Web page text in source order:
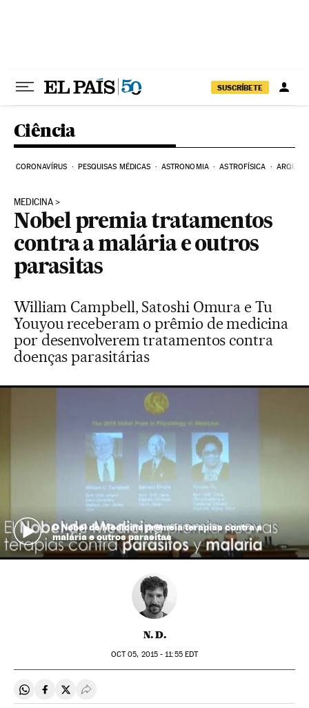
SUSCRÍBETE
Ciência
CORONAVÍRUS PESQUISAS MÉDICAS ASTRONOMIA ASTROFÍSICA
MEDICINA
Nobel premia tratamentos
contra a malária e outros
parasitas
William Campbell, Satoshi Omura e Tu
Youyou receberam o prêmio de medicina
por desenvolverem tratamentos contra
doenças parasitárias
O Nobel de Medicina premeia terapias contra a
malária e outros parasitas
N. D.
OCT05, 2015 - 11:55EDT
Compartir en Whatsapp
Compartir en Facebook
Compartir en Twitter
Desplegar Redes Sociales